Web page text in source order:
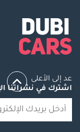
عد إلى الأعلى
اشترك في نشراتنا